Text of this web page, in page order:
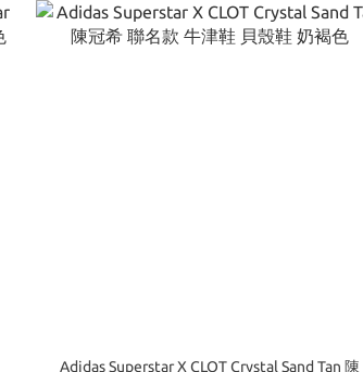
Adidas Superstar X CLOT Crystal Sand Tan 陳